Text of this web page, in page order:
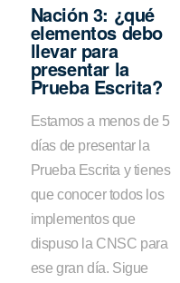
Nación 3: ¿qué
elementos debo
llevar para
presentar la
Prueba Escrita?
Estamos a menos de 5
días de presentar la
Prueba Escrita y tienes
que conocer todos los
implementos que
dispuso la CNSC para
ese gran día. Sigue